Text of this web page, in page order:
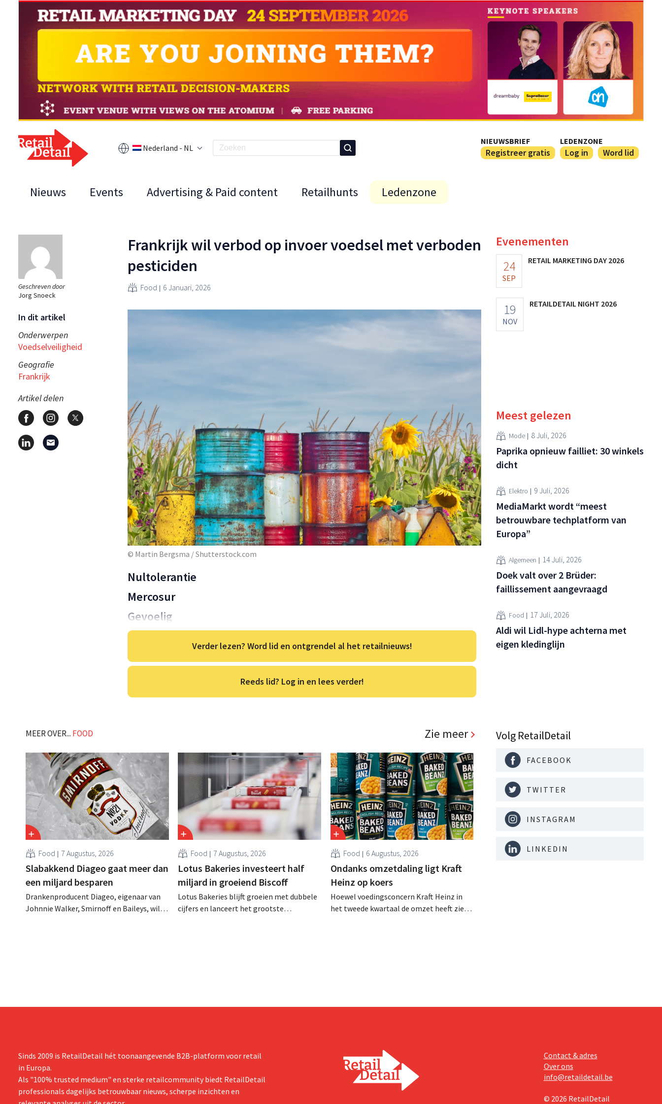
Nederland - NL
NIEUWSBRIEF
Registreer gratis
LEDENZONE
Log in Word lid
Nieuws Events Advertising & Paid content Retailhunts Ledenzone
Geschreven door
Jorg Snoeck
In dit artikel
Onderwerpen
Voedselveiligheid
Geografie
Frankrijk
Artikel delen
Frankrijk wil verbod op invoer voedsel met verboden
pesticiden
Food 6 Januari, 2026
© Martin Bergsma / Shutterstock.com
Nultolerantie
Mercosur
Gevoelig
Verder lezen? Word lid en ontgrendel al het retailnieuws!
Reeds lid? Log in en lees verder!
MEER OVER... FOOD Zie meer
Food 7 Augustus, 2026
Slabakkend Diageo gaat meer dan
een miljard besparen
Drankenproducent Diageo, eigenaar van
Johnnie Walker, Smirnoff en Baileys, wil
Food 7 Augustus, 2026
Lotus Bakeries investeert half
miljard in groeiend Biscoff
Lotus Bakeries blijft groeien met dubbele
cijfers en lanceert het grootste
Food 6 Augustus, 2026
Ondanks omzetdaling ligt Kraft
Heinz op koers
Hoewel voedingsconcern Kraft Heinz in
het tweede kwartaal de omzet heeft zien
Evenementen
24
SEP
RETAIL MARKETING DAY 2026
19
NOV
RETAILDETAIL NIGHT 2026
Meest gelezen
Mode 8 Juli, 2026
Paprika opnieuw failliet: 30 winkels
dicht
Elektro 9 Juli, 2026
MediaMarkt wordt “meest
betrouwbare techplatform van
Europa”
Algemeen 14 Juli, 2026
Doek valt over 2 Brüder:
faillissement aangevraagd
Food 17 Juli, 2026
Aldi wil Lidl-hype achterna met
eigen kledinglijn
Volg RetailDetail
FACEBOOK
TWITTER
INSTAGRAM
LINKEDIN
Sinds 2009 is RetailDetail hét toonaangevende B2B-platform voor retail
in Europa.
Als "100% trusted medium" en sterke retailcommunity biedt RetailDetail
professionals dagelijks betrouwbaar nieuws, scherpe inzichten en
Contact & adres
Over ons
info@retaildetail.be
© 2026 RetailDetail